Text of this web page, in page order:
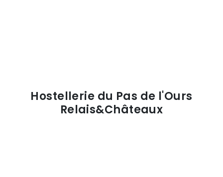
Hostellerie du Pas de l'Ours
Relais&Châteaux